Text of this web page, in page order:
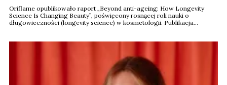
Oriflame opublikowało raport „Beyond anti-ageing: How Longevity
Science Is Changing Beauty”, poświęcony rosnącej roli nauki o
długowieczności (longevity science) w kosmetologii. Publikacja
wspierania procesów biologicznych odpowiedzialnych za kondycję,